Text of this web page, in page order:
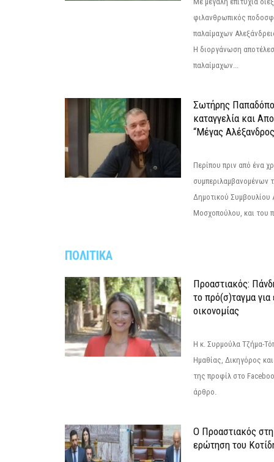
φιλανθρωπικός
παλαίμαχων
Η διοργάνωση
παλαίμαχων...
Σωτήρης
καταγγελία και
“Μέγας
Περίπου πριν από ένα
συμπεριλαμβανομένων
Δημοτικού Συμβουλίου
Μοσχοπούλου, και του
ΠΟΛΙΤΙΚΑ
Προαστιακός:
το πρό(σ)ταγμα για
οικονομίας
Η κ. Συρμούλα Τζήμα-
Ημαθίας, Δικηγόρος
της προφίλ στο
άρθρο.
Ο Προαστιακός
ερώτηση του